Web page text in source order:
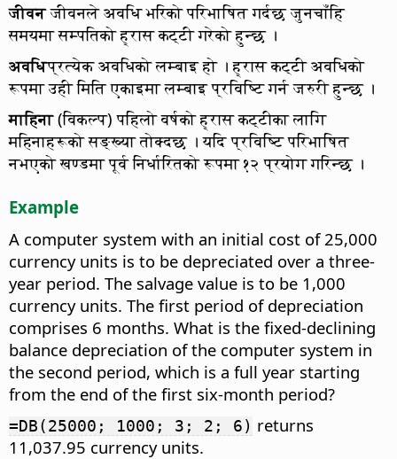
जीवनजीवनले अवधि भरिको परिभाषित गर्दछ जुनचाँहि
समयमा सम्पतिको ह्रास कट्टी गरेको हुन्छ ।
अवधिप्रत्येक अवधिको लम्बाइ हो । ह्रास कट्टी अवधिको
रूपमा उही मिति एकाइमा लम्बाइ प्रविष्टि गर्न जरुरी हुन्छ ।
माहिना(विकल्प) पहिलो वर्षको ह्रास कट्टीका लागि
महिनाहरूको सङ्ख्या तोक्दछ । यदि प्रविष्टि परिभाषित
नभएको खण्डमा पूर्व निर्धारितको रूपमा १२ प्रयोग गरिन्छ ।
Example
A computer system with an initial cost of 25,000
currency units is to be depreciated over a three-
year period. The salvage value is to be 1,000
currency units. The first period of depreciation
comprises 6 months. What is the fixed-declining
balance depreciation of the computer system in
the second period, which is a full year starting
from the end of the first six-month period?
=DB(25000; 1000; 3; 2; 6) returns
11,037.95 currency units.